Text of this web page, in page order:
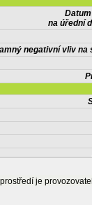
na úřední
negativní vliv na
je